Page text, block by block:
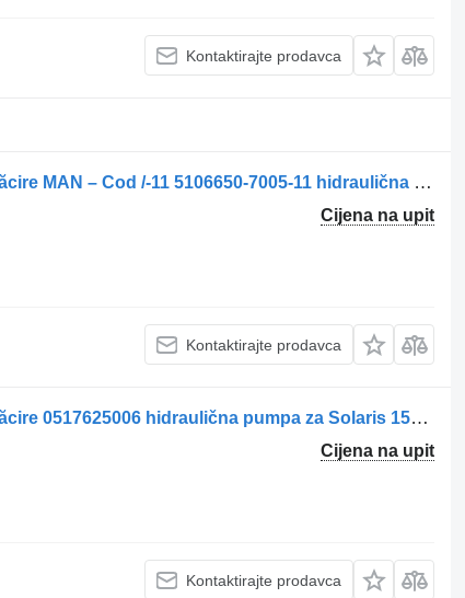
Kontaktirajte prodavca
Pompa Hidraulică pentru Ventilator de Răcire MAN – Cod /-11 5106650-7005-11 hidraulična pumpa za kamiona
Cijena na upit
Kontaktirajte prodavca
Pompa Hidraulică pentru Ventilator de Răcire 0517625006 hidraulična pumpa za Solaris 15061424 kamiona
Cijena na upit
Kontaktirajte prodavca